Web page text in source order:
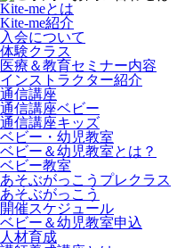
Kite-meとは
Kite-me紹介
入会について
体験クラス
医療＆教育セミナー内容
インストラクター紹介
通信講座
通信講座ベビー
通信講座キッズ
ベビー・幼児教室
ベビー＆幼児教室とは？
ベビー教室
あそぶがっこうプレクラス
あそぶがっこう
開催スケジュール
ベビー＆幼児教室申込
人材育成